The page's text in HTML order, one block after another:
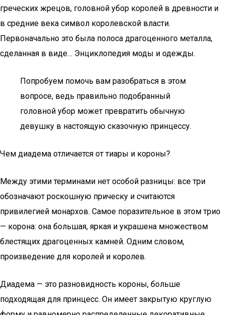
греческих жрецов, головной убор королей в древности и
в средние века символ королевской власти.
Первоначально это была полоса драгоценного металла,
сделанная в виде… Энциклопедия моды и одежды.
Попробуем помочь вам разобраться в этом
вопросе, ведь правильно подобранный
головной убор может превратить обычную
девушку в настоящую сказочную принцессу.
Чем диадема отличается от тиары и короны?
Между этими терминами нет особой разницы: все три
обозначают роскошную прическу и считаются
привилегией монархов. Самое поразительное в этом трио
— корона: она большая, яркая и украшена множеством
блестящих драгоценных камней. Одним словом,
произведение для королей и королев.
Диадема — это разновидность короны, больше
подходящая для принцесс. Он имеет закрытую круглую